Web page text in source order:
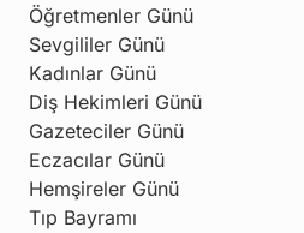
Öğretmenler Günü
Sevgililer Günü
Kadınlar Günü
Diş Hekimleri Günü
Gazeteciler Günü
Eczacılar Günü
Hemşireler Günü
Tıp Bayramı